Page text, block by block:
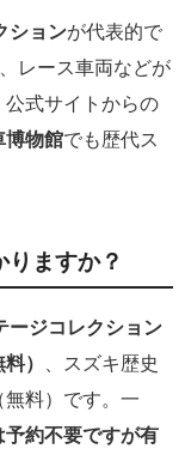
ションが代表的で
レース車両などが
公式サイトからの
博物館でも歴代ス
ますか？
ージコレクション
）
、スズキ歴史
料）です。一
予約不要ですが有